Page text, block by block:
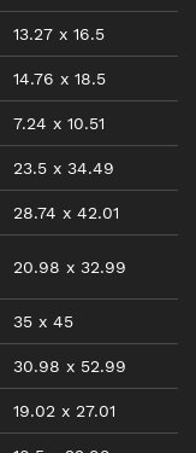
13.27 x 16.5
14.76 x 18.5
7.24 x 10.51
23.5 x 34.49
28.74 x 42.01
20.98 x 32.99
35 x 45
30.98 x 52.99
19.02 x 27.01